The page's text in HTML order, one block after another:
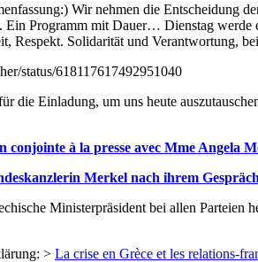
Wir nehmen die Entscheidung
Programm mit Dauer… Dienstag werde
Respekt. Solidarität und Verantwortung,
status/618117617492951040
die Einladung, um uns heute
conjointe à la presse avec Mme Angela
Merkel nach ihrem
Ministerpräsident bei allen
> La crise en Grèce et les relations-